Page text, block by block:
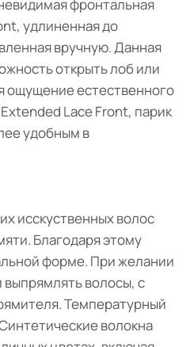
фронтальная
удлиненная до
вручную. Данная
открыть лоб или
ощущение естественного
Lace Front, парик
удобным в
исскуственных волос
Благодаря этому
форме. При желании
волосы, с
Температурный
волокна